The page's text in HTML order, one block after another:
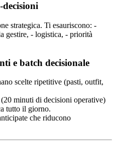
strategica. Ti esauriscono: -
gestire, - logistica, - priorità
e batch decisionale
scelte ripetitive (pasti, outfit,
minuti di decisioni operative)
tutto il giorno.
che riducono